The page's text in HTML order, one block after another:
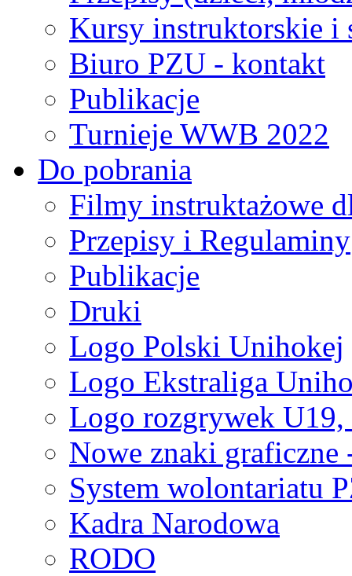
Kursy instruktorskie i
Biuro PZU - kontakt
Publikacje
Turnieje WWB 2022
Do pobrania
Filmy instruktażowe
Przepisy i Regulaminy
Publikacje
Druki
Logo Polski Unihokej
Logo Ekstraliga
Logo rozgrywek
Nowe znaki graficzne
System wolontariatu
Kadra Narodowa
RODO